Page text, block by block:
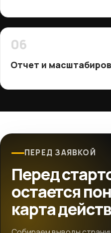
06
Отчет и
ПЕРЕД ЗАЯВКОЙ
Перед
остается
карта